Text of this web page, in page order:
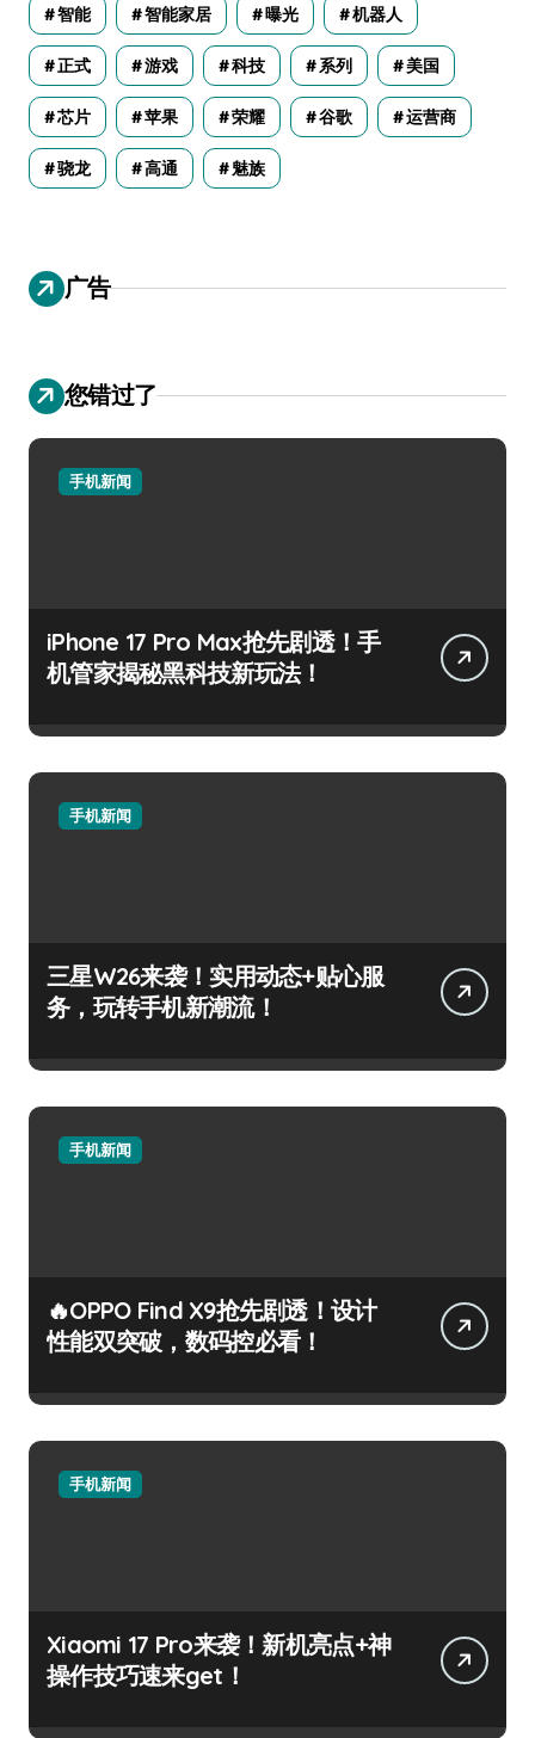
智能 智能家居 曝光 机器人
正式 游戏 科技 系列 美国
芯片 苹果 荣耀 谷歌 运营商
骁龙 高通 魅族
广告
您错过了
手机新闻
iPhone 17 Pro Max抢先剧透！手
机管家揭秘黑科技新玩法！
手机新闻
三星W26来袭！实用动态+贴心服
务，玩转手机新潮流！
手机新闻
🔥OPPO Find X9抢先剧透！设计
性能双突破，数码控必看！
手机新闻
Xiaomi 17 Pro来袭！新机亮点+神
操作技巧速来get！